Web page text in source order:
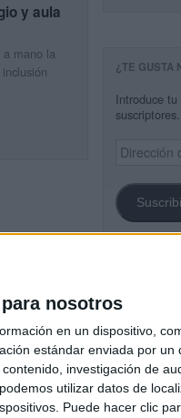
nosotros
en un dispositivo,
estándar enviada por un
investigación de
utilizar datos de
Puede hacer clic
y aula
mano la
¿TE GUSTA
Introduce
suscriptores.
Dirección
de
SIGUE